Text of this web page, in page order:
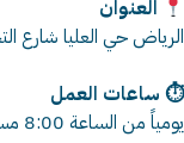
العنوان
الرياض حي العليا شارع
⏱ ساعات العمل
يومياً من الساعة